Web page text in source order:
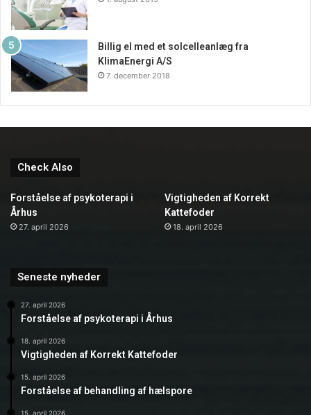
Billig el med et solcelleanlæg fra
KlimaEnergi A/S
7. december 2018
Check Also
Forståelse af psykoterapi i
Århus
27. april 2026
Vigtigheden af Korrekt
Kattefoder
18. april 2026
Seneste nyheder
27. april 2026
Forståelse af psykoterapi i Århus
18. april 2026
Vigtigheden af Korrekt Kattefoder
15. april 2026
Forståelse af behandling af hælspore
15. april 2026